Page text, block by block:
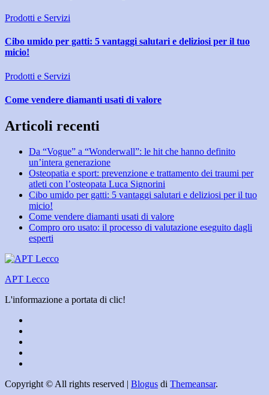
Prodotti e Servizi
Cibo umido per gatti: 5 vantaggi salutari e deliziosi per il tuo
micio!
Prodotti e Servizi
Come vendere diamanti usati di valore
Articoli recenti
Da “Vogue” a “Wonderwall”: le hit che hanno definito
un’intera generazione
Osteopatia e sport: prevenzione e trattamento dei traumi per
atleti con l’osteopata Luca Signorini
Cibo umido per gatti: 5 vantaggi salutari e deliziosi per il tuo
micio!
Come vendere diamanti usati di valore
Compro oro usato: il processo di valutazione eseguito dagli
esperti
APT Lecco
L'informazione a portata di clic!
Copyright © All rights reserved | Blogus di Themeansar.